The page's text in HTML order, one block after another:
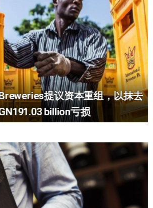
提议资本重组，以抹去
billion亏损